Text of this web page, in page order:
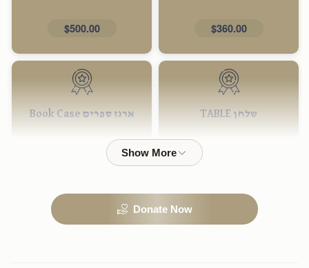
$360.00
$500.00
שלחן TABLE ארגז ספרים Book Case
Donate Now